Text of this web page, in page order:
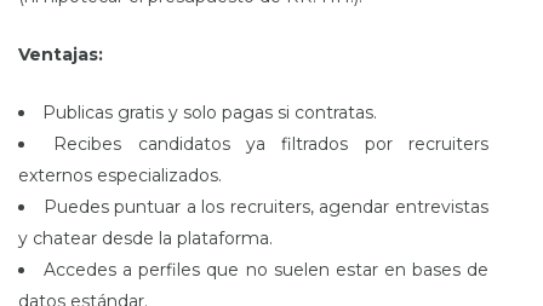
Ventajas:
Publicas gratis y solo pagas si contratas.
Recibes candidatos ya filtrados por recruiters
externos especializados.
Puedes puntuar a los recruiters, agendar entrevistas
y chatear desde la plataforma.
Accedes a perfiles que no suelen estar en bases de